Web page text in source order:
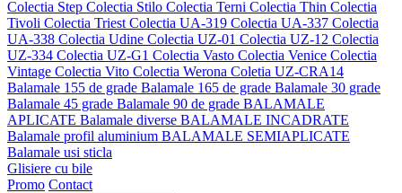
Colectia Step Colectia Stilo Colectia Terni Colectia Thin Colectia
Tivoli Colectia Triest Colectia UA-319 Colectia UA-337 Colectia
UA-338 Colectia Udine Colectia UZ-01 Colectia UZ-12 Colectia
UZ-334 Colectia UZ-G1 Colectia Vasto Colectia Venice Colectia
Vintage Colectia Vito Colectia Werona Coletia UZ-CRA14
Balamale 155 de grade Balamale 165 de grade Balamale 30 grade
Balamale 45 grade Balamale 90 de grade BALAMALE
APLICATE Balamale diverse BALAMALE INCADRATE
Balamale profil aluminium BALAMALE SEMIAPLICATE
Balamale usi sticla
Glisiere cu bile
Promo Contact